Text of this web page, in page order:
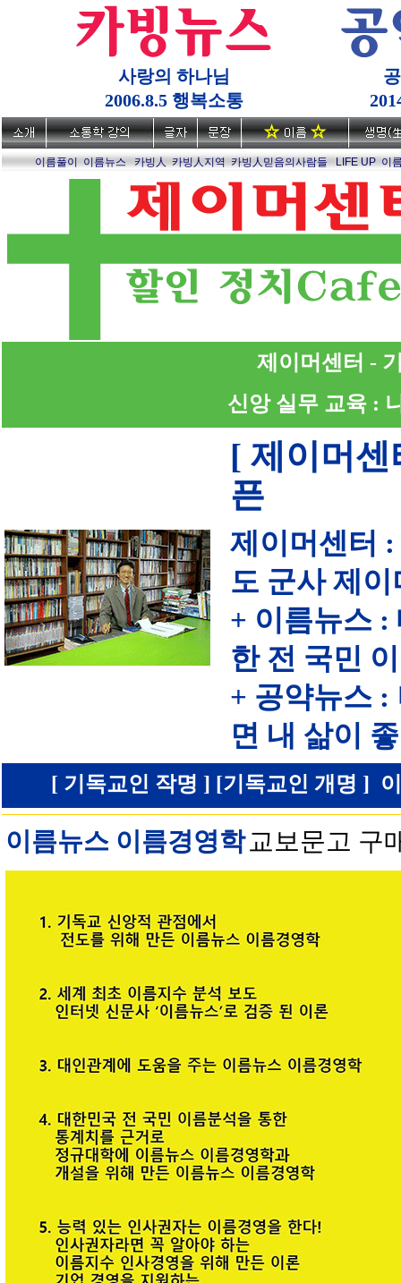
사랑의 하나님
2006.8.5 행복소통
이름풀이 이름뉴스 카빙人 카빙人지역 카빙人믿음의사람들 LIFE UP 이
제이머센터 -
신앙 실무 교육 :
[ 제이머센
픈
제이머센터
도 군사 제
+ 이름뉴스 :
한 전 국민
+ 공약뉴스 :
면 내 삶이
[ 기독교인 작명 ] [기독교인 개명 ]
이름뉴스 이름경영학 교보문고 구